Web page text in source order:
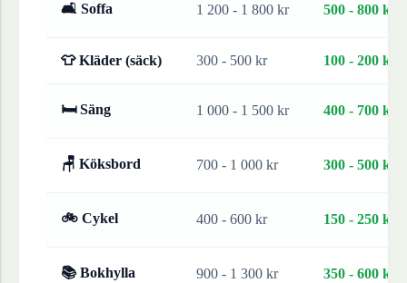
🛋 Soffa 1 200 - 1 800 kr 500 - 800 kr
👕 Kläder (säck) 300 - 500 kr 100 - 200 kr
🛏 Säng 1 000 - 1 500 kr 400 - 700 kr
🪑 Köksbord 700 - 1 000 kr 300 - 500 kr
🚲 Cykel 400 - 600 kr 150 - 250 kr
📚 Bokhylla 900 - 1 300 kr 350 - 600 kr